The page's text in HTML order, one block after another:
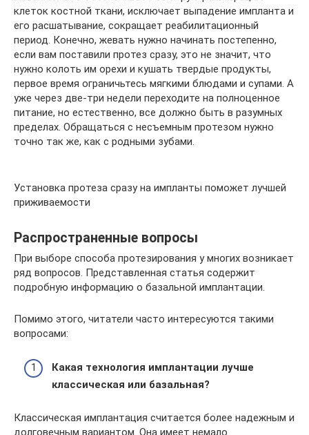
клеток костной ткани, исключает выпадение импланта и
его расшатывание, сокращает реабилитационный
период. Конечно, жевать нужно начинать постепенно,
если вам поставили протез сразу, это не значит, что
нужно колоть им орехи и кушать твердые продукты,
первое время ограничьтесь мягкими блюдами и супами. А
уже через две-три недели переходите на полноценное
питание, но естественно, все должно быть в разумных
пределах. Обращаться с несъемным протезом нужно
точно так же, как с родными зубами.
Установка протеза сразу на импланты поможет лучшей
приживаемости
Распространенные вопросы
При выборе способа протезирования у многих возникает
ряд вопросов. Представленная статья содержит
подробную информацию о базальной имплантации.
Помимо этого, читатели часто интересуются такими
вопросами:
Какая технология имплантации лучше
классическая или базальная?
Классическая имплантация считается более надежным и
долговечным вариантом. Она имеет немало